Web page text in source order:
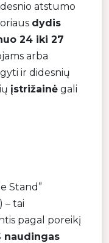
atstumo
dydis
24 iki 27
arba
ir didesnių
įstrižainė gali
Stand”
– tai
pagal poreikį
naudingas